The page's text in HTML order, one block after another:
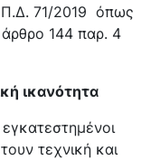
Π.Δ. 71/2019 όπως
άρθρο 144 παρ. 4
ικανότητα
εγκατεστημένοι
τεχνική και